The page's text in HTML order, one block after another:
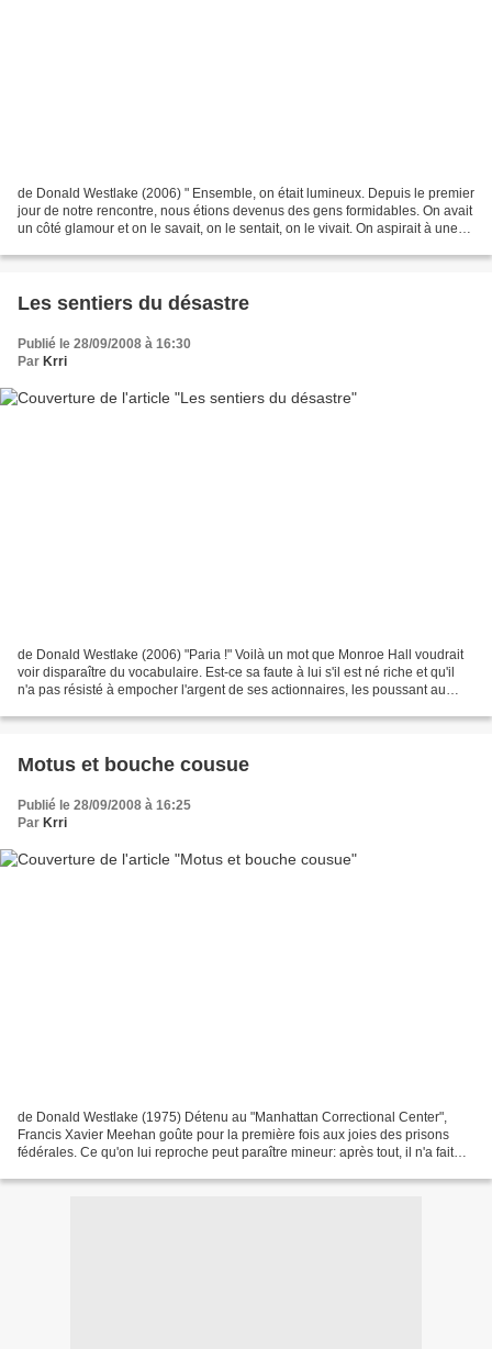
de Donald Westlake (2006) " Ensemble, on était lumineux. Depuis le premier
jour de notre rencontre, nous étions devenus des gens formidables. On avait
un côté glamour et on le savait, on le sentait, on le vivait. On aspirait à une
Les sentiers du désastre
Publié le 28/09/2008 à 16:30
Par Krri
de Donald Westlake (2006) "Paria !" Voilà un mot que Monroe Hall voudrait
voir disparaître du vocabulaire. Est-ce sa faute à lui s'il est né riche et qu'il
n'a pas résisté à empocher l'argent de ses actionnaires, les poussant au
Motus et bouche cousue
Publié le 28/09/2008 à 16:25
Par Krri
de Donald Westlake (1975) Détenu au "Manhattan Correctional Center",
Francis Xavier Meehan goûte pour la première fois aux joies des prisons
fédérales. Ce qu'on lui reproche peut paraître mineur: après tout, il n'a fait